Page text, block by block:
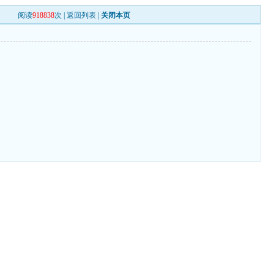
阅读918838次 |返回列表 关闭本页